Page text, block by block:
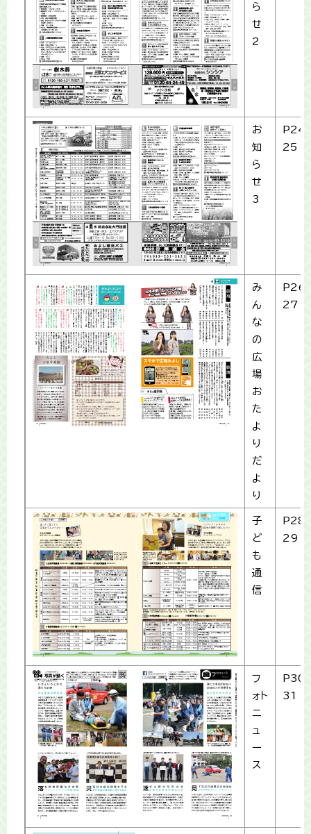
ら
せ
2
お
知
ら
せ
3
P24-
25
み
ん
な
の
広
場
お
た
よ
り
だ
よ
り
P26-
27
子
ど
も
通
信
P28-
29
フ
ォト
ニ
ュ
ー
ス
P30-
31